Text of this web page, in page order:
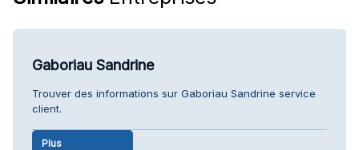
Gaboriau Sandrine
Trouver des informations sur Gaboriau Sandrine service
client.
Plus